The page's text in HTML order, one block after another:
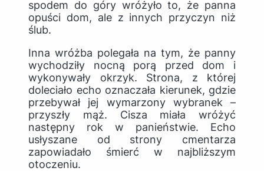
spodem do góry wróżyło to, że panna
opuści dom, ale z innych przyczyn niż
ślub.
Inna wróżba polegała na tym, że panny
wychodziły nocną porą przed dom i
wykonywały okrzyk. Strona, z której
doleciało echo oznaczała kierunek, gdzie
przebywał jej wymarzony wybranek –
przyszły mąż. Cisza miała wróżyć
następny rok w panieństwie. Echo
usłyszane od strony cmentarza
zapowiadało śmierć w najbliższym
otoczeniu.